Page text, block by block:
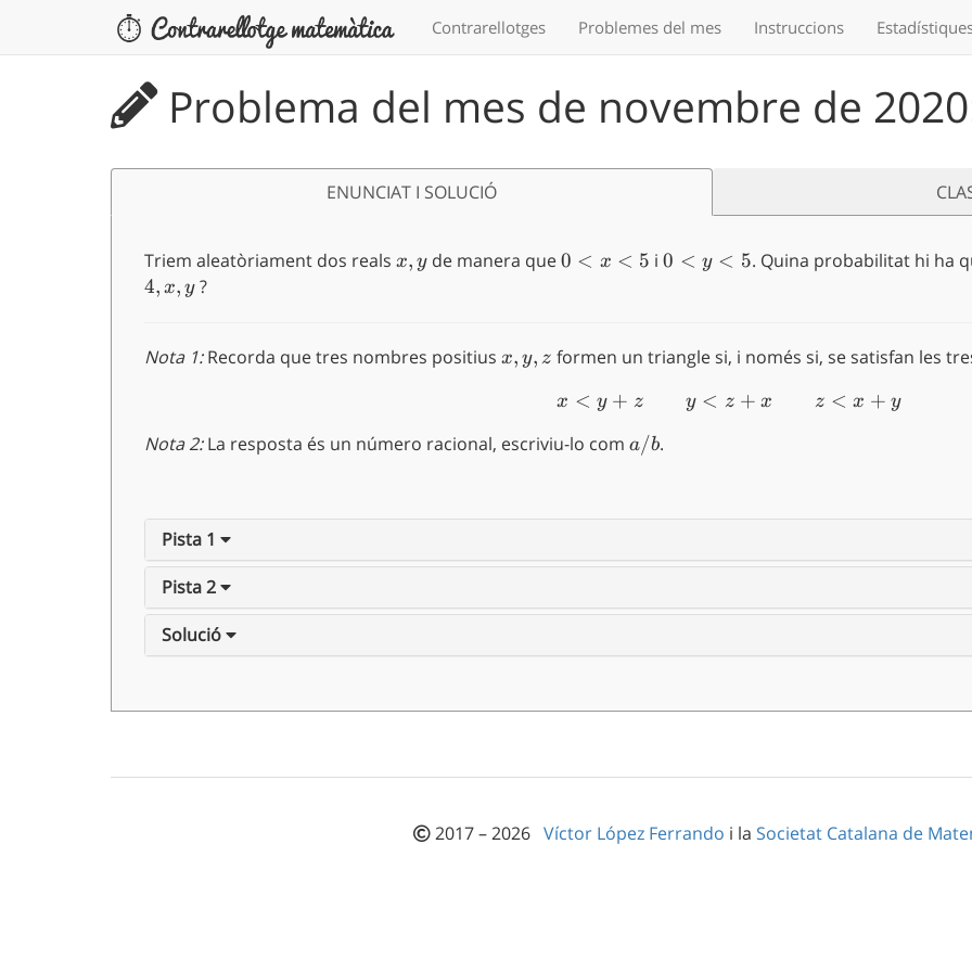
Contrarellotges Problemes del mes Instruccions
Problema del mes de novembre de
ENUNCIAT I SOLUCIÓ
Triem aleatòriament dos reals x,y
x, yde manera que0
0 < x < 5 i0
5
0 < y < 5. Quina probabilitat hi ha
4, x, y ?
Nota 1:Recorda que tres nombres positius x,y,z
x, y, z formen un triangle si, i només si, se satisfan les
x < y+z \quad \quad y <
x < y + z y < z + x z < x + y
Nota 2:La resposta és un número racional, escriviu-lo com a/b
a/b.
Pista 1
Pista 2
Solució
2017 – 2026 Víctor López Ferrando i la Societat Catalana de